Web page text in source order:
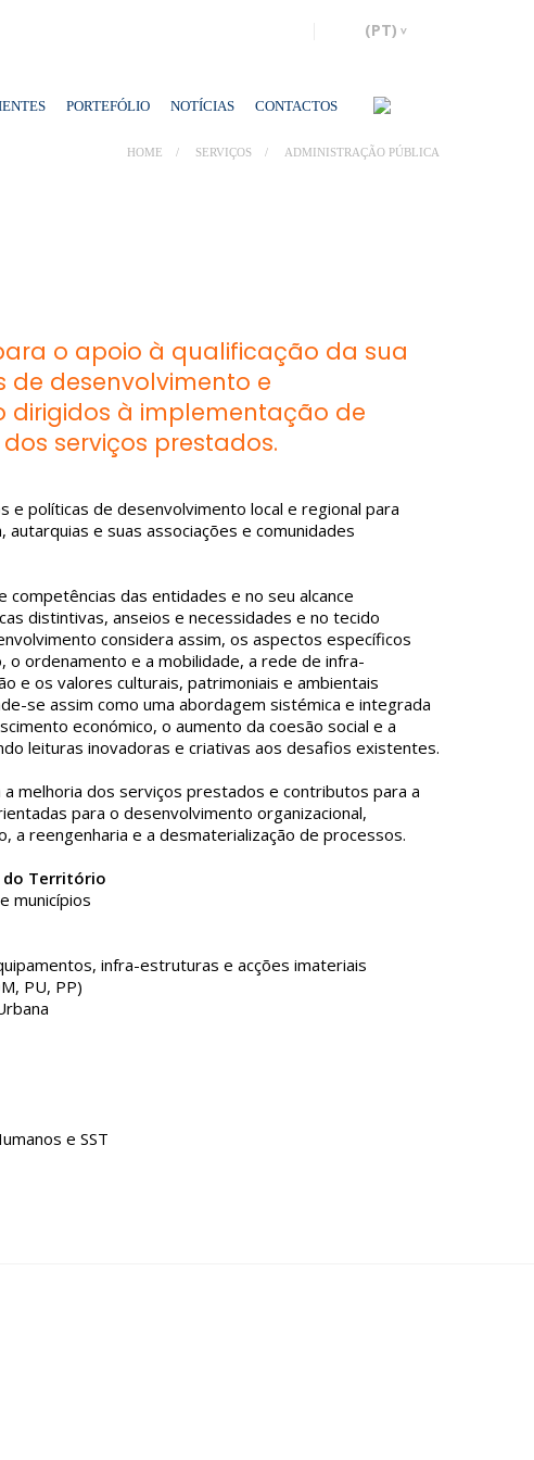
PORTEFÓLIO NOTÍCIAS CONTACTOS
HOME SERVIÇOS ADMINISTRAÇÃO PÚBLICA
o apoio à qualificação da sua
desenvolvimento e
à implementação de
serviços prestados.
políticas de desenvolvimento local e regional para
e suas associações e comunidades
das entidades e no seu alcance
distintivas, anseios e necessidades e no tecido
considera assim, os aspectos específicos
o ordenamento e a mobilidade, a rede de infra-
e os valores culturais, patrimoniais e ambientais
se assim como uma abordagem sistémica e integrada
económico, o aumento da coesão social e a
leituras inovadoras e criativas aos desafios existentes.
melhoria dos serviços prestados e contributos para a
para o desenvolvimento organizacional,
a reengenharia e a desmaterialização de processos.
do Território
municípios
infra-estruturas e acções imateriais
PU, PP)
e SST